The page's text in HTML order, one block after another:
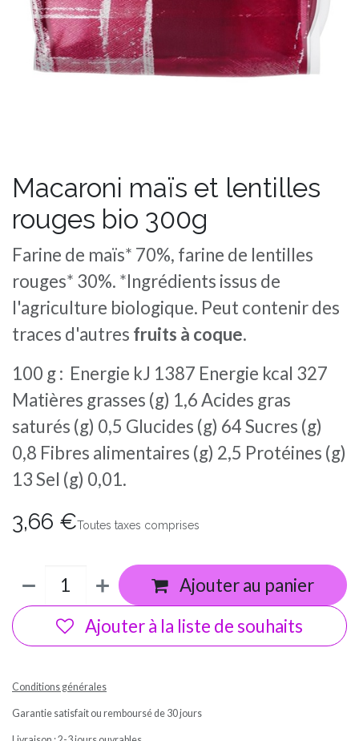
Macaroni maïs et lentilles
rouges bio 300g
Farine de maïs* 70%, farine de lentilles
rouges* 30%. *Ingrédients issus de
l'agriculture biologique. Peut contenir des
traces d'autres fruits à coque.
100 g : Energie kJ 1387 Energie kcal 327
Matières grasses (g) 1,6 Acides gras
saturés (g) 0,5 Glucides (g) 64 Sucres (g)
0,8 Fibres alimentaires (g) 2,5 Protéines (g)
13 Sel (g) 0,01.
3,66 €Toutes taxes comprises
Ajouter au panier
Ajouter à la liste de souhaits
Conditions générales
Garantie satisfait ou remboursé de 30 jours